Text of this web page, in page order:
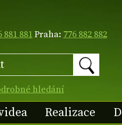
881 881Praha: 776 882 882
hledání
Realizace